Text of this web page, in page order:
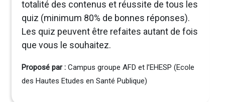
totalité des contenus et réussite de tous les
quiz (minimum 80% de bonnes réponses).
Les quiz peuvent être refaites autant de fois
que vous le souhaitez.
Proposé par : Campus groupe AFD et l’EHESP (Ecole
des Hautes Etudes en Santé Publique)